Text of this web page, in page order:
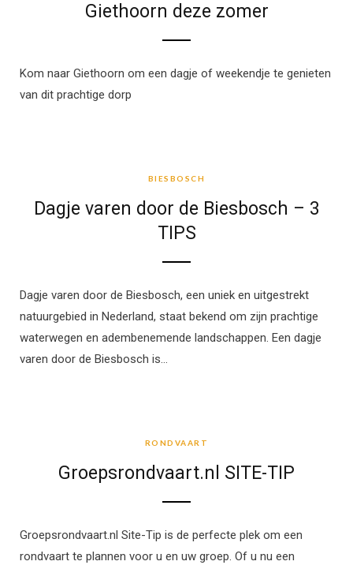
Giethoorn deze zomer
Kom naar Giethoorn om een dagje of weekendje te genieten
van dit prachtige dorp
BIESBOSCH
Dagje varen door de Biesbosch – 3
TIPS
Dagje varen door de Biesbosch, een uniek en uitgestrekt
natuurgebied in Nederland, staat bekend om zijn prachtige
waterwegen en adembenemende landschappen. Een dagje
varen door de Biesbosch is…
RONDVAART
Groepsrondvaart.nl SITE-TIP
Groepsrondvaart.nl Site-Tip is de perfecte plek om een
rondvaart te plannen voor u en uw groep. Of u nu een